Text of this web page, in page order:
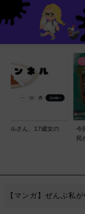
ネルさん、17歳女の
今
民
【マンガ】ぜんぶ私